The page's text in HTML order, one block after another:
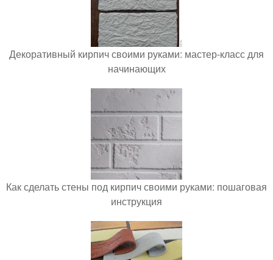
Декоративный кирпич своими руками: мастер-класс для
начинающих
Как сделать стены под кирпич своими руками: пошаговая
инструкция